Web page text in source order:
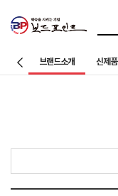
브랜드소개 신제품